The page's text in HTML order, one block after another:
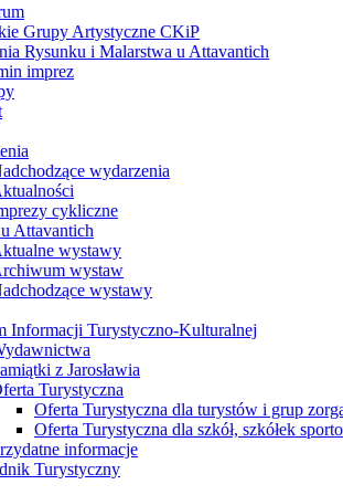
Grupy Artystyczne CKiP
Rysunku i Malarstwa u Attavantich
imprez
wydarzenia
cykliczne
Attavantich
wystawy
wystaw
wystawy
Informacji Turystyczno-Kulturalnej
z Jarosławia
Turystyczna
Oferta Turystyczna dla turystów i grup
Oferta Turystyczna dla szkół, szkółek
informacje
Turystyczny